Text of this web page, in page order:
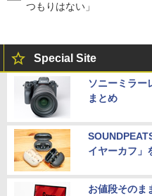
つもりはない」
Special Site
ソニーミラー
まとめ
イヤーカフ」
お値段そのま